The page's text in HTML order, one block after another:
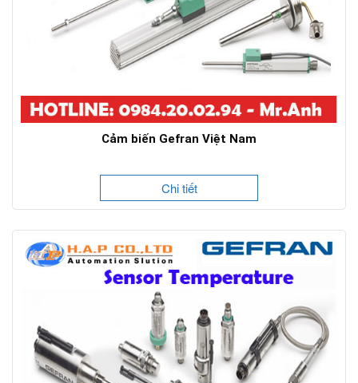
Cảm biến Gefran Việt Nam
Chi tiết